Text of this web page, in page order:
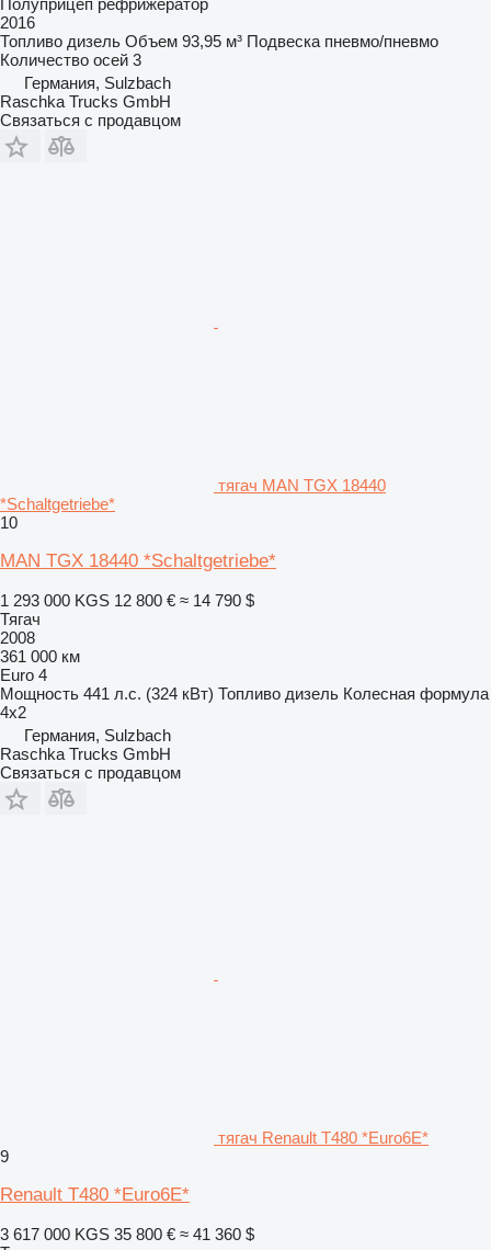
Полуприцеп рефрижератор
2016
Топливо дизель Объем 93,95 м³ Подвеска пневмо/пневмо
Количество осей 3
Германия, Sulzbach
Raschka Trucks GmbH
Связаться с продавцом
тягач MAN TGX 18440
*Schaltgetriebe*
10
MAN TGX 18440 *Schaltgetriebe*
1 293 000 KGS 12 800 € ≈ 14 790 $
Тягач
2008
361 000 км
Euro 4
Мощность 441 л.с. (324 кВт) Топливо дизель Колесная формула
4x2
Германия, Sulzbach
Raschka Trucks GmbH
Связаться с продавцом
тягач Renault T480 *Euro6E*
9
Renault T480 *Euro6E*
3 617 000 KGS 35 800 € ≈ 41 360 $